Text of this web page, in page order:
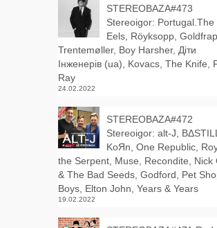
STEREOBAZA#473
Stereoigor: Portugal.The
Eels, Röyksopp,
Trentemøller, Boy Harsher, Діти
Інженерів (ua), Kovacs, The Knife,
Ray
24.02.2022
STEREOBAZA#472
Stereoigor: alt‑J,
KoЯn, One Republic,
the Serpent, Muse, Recondite, Nick
& The Bad Seeds, Godford, Pet
Boys, Elton John, Years & Years
19.02.2022